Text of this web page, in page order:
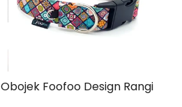
Obojek Foofoo Design Rangi